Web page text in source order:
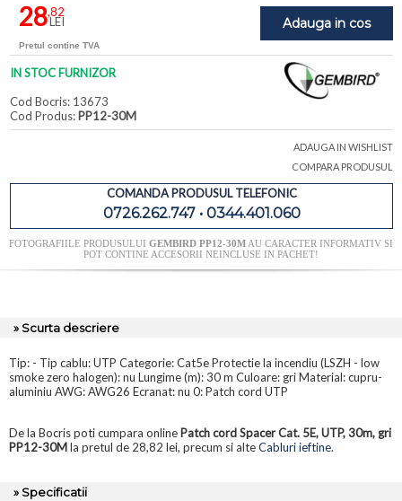
Adauga in cos
28,82
LEI
Pretul contine TVA
IN STOC FURNIZOR
Cod Bocris: 13673
Cod Produs: PP12-30M
ADAUGA IN WISHLIST
COMPARA PRODUSUL
COMANDA PRODUSUL TELEFONIC
0726.262.747 • 0344.401.060
FOTOGRAFIILE PRODUSULUI GEMBIRD PP12-30MAU CARACTER INFORMATIV SI
POT CONTINE ACCESORII NEINCLUSE IN PACHET!
» Scurta descriere
Tip: - Tip cablu: UTP Categorie: Cat5e Protectie la incendiu (LSZH - low
smoke zero halogen): nu Lungime (m): 30 m Culoare: gri Material: cupru-
aluminiu AWG: AWG26 Ecranat: nu 0: Patch cord UTP
De la Bocris poti cumpara online Patch cord Spacer Cat. 5E, UTP, 30m, gri
PP12-30Mla pretul de 28,82 lei, precum si alteCabluri ieftine.
» Specificatii